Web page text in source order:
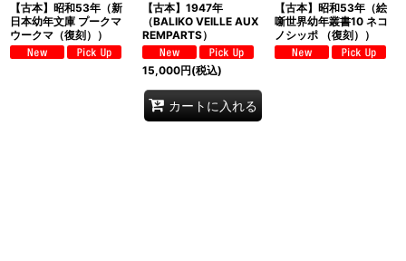
【古本】昭和53年（新
日本幼年文庫 プークマ
ウークマ（復刻））
【古本】1947年
（BALIKO VEILLE AUX
REMPARTS）
15,000円(税込)
カートに入れる
【古本】昭和53年（絵
噺世界幼年叢書10 ネコ
ノシッポ （復刻））